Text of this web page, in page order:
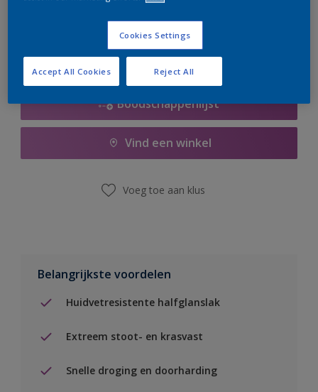
Boodschappenlijst
Vind een winkel
Voeg toe aan klus
Belangrijkste voordelen
Huidvetresistente halfglanslak
Extreem stoot- en krasvast
Snelle droging en doorharding
Cookies Settings
Reject All
Accept All Cookies